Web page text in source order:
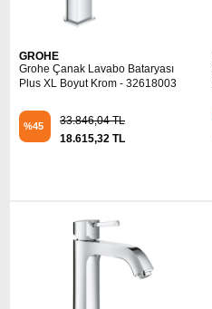
GROHE
Grohe Çanak Lavabo Bataryası
Plus XL Boyut Krom - 32618003
%45
33.846,04 TL
18.615,32 TL